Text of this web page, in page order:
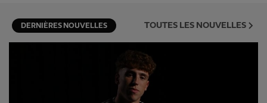
DERNIÈRES NOUVELLES TOUTES LES NOUVELLES